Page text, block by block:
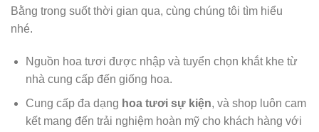
Bằng trong suốt thời gian qua, cùng chúng tôi tìm hiểu
nhé.
Nguồn hoa tươi được nhập và tuyển chọn khắt khe từ
nhà cung cấp đến giống hoa.
Cung cấp đa dạng hoa tươi sự kiện, và shop luôn cam
kết mang đến trải nghiệm hoàn mỹ cho khách hàng với